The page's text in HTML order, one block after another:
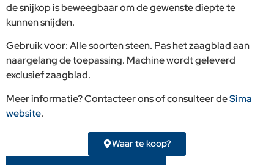
de snijkop is beweegbaar om de gewenste diepte te
kunnen snijden.
Gebruik voor: Alle soorten steen. Pas het zaagblad aan
naargelang de toepassing. Machine wordt geleverd
exclusief zaagblad.
Meer informatie? Contacteer ons of consulteer deSima
website.
Waar te koop?